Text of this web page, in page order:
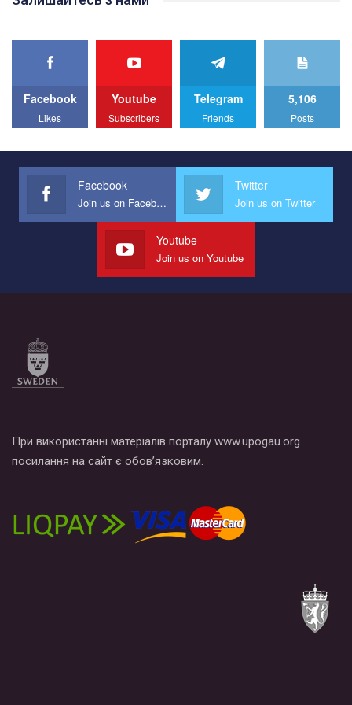
best video, representing programme for the development of
We appeal to your support and ask to help us implement our plan
All you have to do is to press "Like" below the video.
Эмоционально сильный ролик от команды "Гей-альянс
представляющий программу развития организации.
Мы просим вас поддержать нас и помочь нам реализовать
наш план по борьбе с насилием и дискриминацией на почве
СОГИ в Украине.
Все, что вам нужно сделать - это зайти на наш канал YouTube
Facebook
Likes
Youtube
Subscribers
Telegram
Friends
5,106
Posts
Facebook
Join us on Facebook
Twitter
Join us on Twitter
Youtube
Join us on Youtube
При використанні матеріалів порталу www.upogau.org
посилання на сайт є обов’язковим.